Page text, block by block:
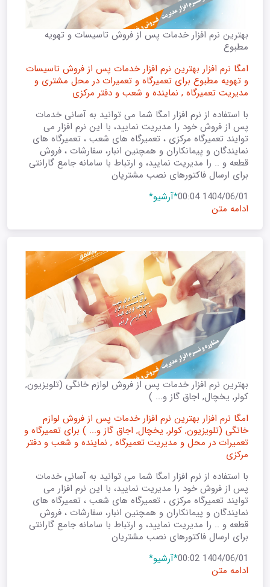
بهترین نرم افزار خدمات پس از فروش تاسیسات و تهویه
مطبوع
امگا نرم افزار بهترین نرم افزار خدمات پس از فروش تاسیسات
و تهویه مطبوع برای تعمیرگاه و تعمیرات در محل مشتری و
مدیریت تعمیرگاه , نماینده و شعب و دفتر مرکزی
با استفاده از نرم افزار امگا شما می توانید به آسانی خدمات
پس از فروش خود را مدیریت نمایید، با این نرم افزار می
توایند تعمیرگاه مرکزی ، تعمیرگاه های شعب ، تعمیرگاه های
نمایندگان و پیمانکاران و همچنین انبار، سفارشات ، فروش
قطعه و .. را مدیریت نمایید، و ارتباط با سامانه جامع گارانتی
برای ارسال فاکتورهای نصب مشتریان
1404/06/01 00:04
*آرشیو*
ادامه متن
بهترین نرم افزار خدمات پس از فروش لوازم خانگی (تلویزیون,
کولر, یخچال, اجاق گاز و... )
امگا نرم افزار بهترین نرم افزار خدمات پس از فروش لوازم
خانگی (تلویزیون, کولر, یخچال, اجاق گاز و... ) برای تعمیرگاه و
تعمیرات در محل و مدیریت تعمیرگاه , نماینده و شعب و دفتر
مرکزی
با استفاده از نرم افزار امگا شما می توانید به آسانی خدمات
پس از فروش خود را مدیریت نمایید، با این نرم افزار می
توایند تعمیرگاه مرکزی ، تعمیرگاه های شعب ، تعمیرگاه های
نمایندگان و پیمانکاران و همچنین انبار، سفارشات ، فروش
قطعه و .. را مدیریت نمایید، و ارتباط با سامانه جامع گارانتی
برای ارسال فاکتورهای نصب مشتریان
1404/06/01 00:02
*آرشیو*
ادامه متن